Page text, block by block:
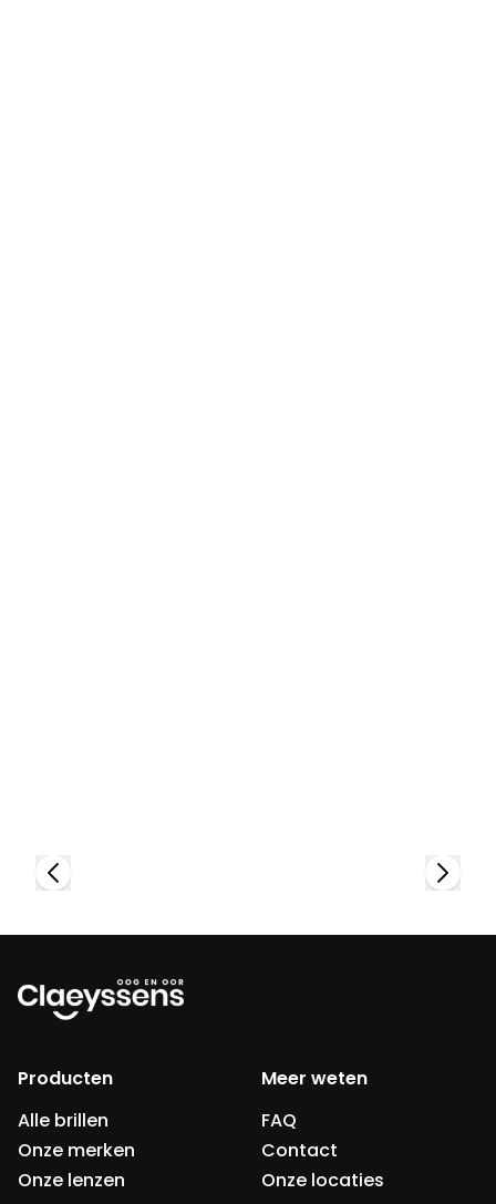
Producten
Alle brillen
Onze merken
Onze lenzen
Meer weten
FAQ
Contact
Onze locaties